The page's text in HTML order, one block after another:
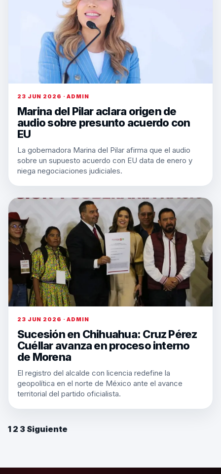
23 JUN 2026 · ADMIN
Marina del Pilar aclara origen de
audio sobre presunto acuerdo con
EU
La gobernadora Marina del Pilar afirma que el audio
sobre un supuesto acuerdo con EU data de enero y
niega negociaciones judiciales.
23 JUN 2026 · ADMIN
Sucesión en Chihuahua: Cruz Pérez
Cuéllar avanza en proceso interno
de Morena
El registro del alcalde con licencia redefine la
geopolítica en el norte de México ante el avance
territorial del partido oficialista.
1 2 3 Siguiente